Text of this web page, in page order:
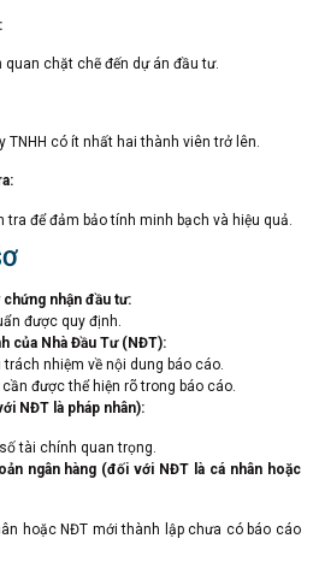
chặt chẽ đến dự án đầu tư.
TNHH có ít nhất hai thành viên trở lên.
để đảm bảo tính minh bạch và hiệu quả.
chứng nhận đầu tư:
được quy định.
của Nhà Đầu Tư (NĐT):
trách nhiệm về nội dung báo cáo.
được thể hiện rõ trong báo cáo.
NĐT là pháp nhân):
tài chính quan trọng.
ngân hàng (đối với NĐT là cá nhân hoặc
hoặc NĐT mới thành lập chưa có báo cáo